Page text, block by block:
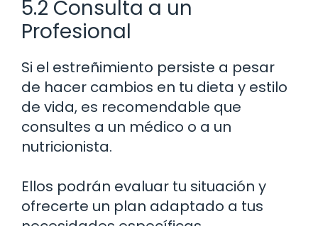
5.2 Consulta a un
Profesional
Si el estreñimiento persiste a pesar
de hacer cambios en tu dieta y estilo
de vida, es recomendable que
consultes a un médico o a un
nutricionista.
Ellos podrán evaluar tu situación y
ofrecerte un plan adaptado a tus